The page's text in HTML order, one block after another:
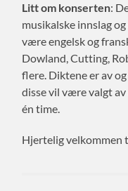
Litt om konserten:
musikalske innslag
være engelsk og
Dowland, Cutting,
flere. Diktene er av
disse vil være valgt
én time.
Hjertelig velkommen